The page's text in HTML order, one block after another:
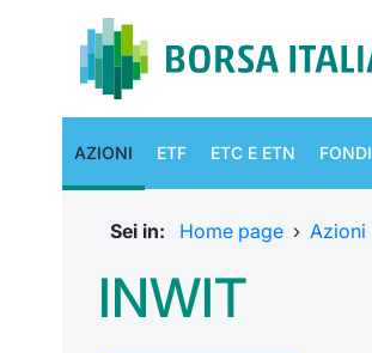
AZIONI ETF ETC E ETN FONDI
Sei in: Home page › Azioni
INWIT